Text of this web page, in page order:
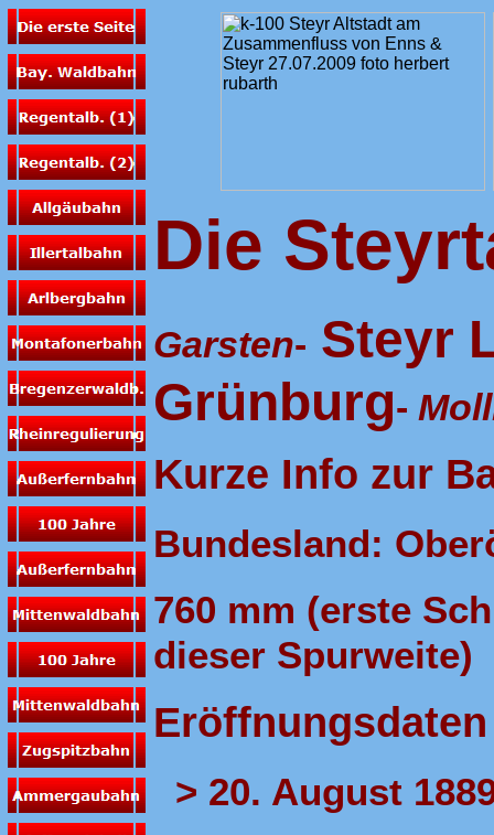
Die
Garsten- Steyr
Grünburg-
Kurze Info zur
Bundesland:
760 mm (erste
dieser Spurweite)
> 20. August